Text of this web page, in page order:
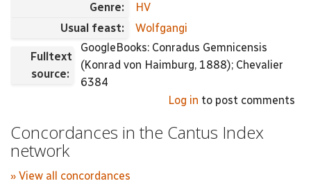
Genre:
HV
Usual feast:
Wolfgangi
Fulltext
source:
GoogleBooks: Conradus Gemnicensis
(Konrad von Haimburg, 1888); Chevalier
6384
Log in to post comments
Concordances in the Cantus Index
network
» View all concordances